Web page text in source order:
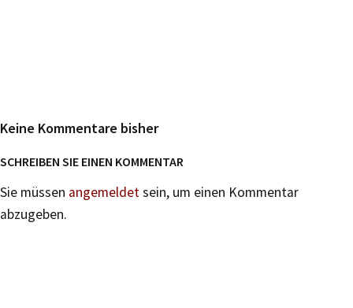
Keine Kommentare bisher
SCHREIBEN SIE EINEN KOMMENTAR
Sie müssen angemeldetsein, um einen Kommentar
abzugeben.